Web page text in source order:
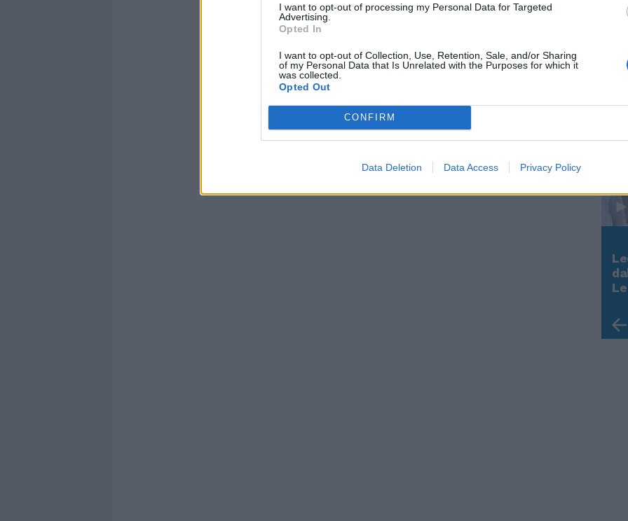
I want to opt-out of processing my Personal Data for Targeted
Advertising.
Opted In
I want to opt-out of Collection, Use, Retention, Sale, and/or Sharing
of my Personal Data that Is Unrelated with the Purposes for which it
was collected.
Opted Out
CONFIRM
Data Deletion Data Access Privacy Policy
In